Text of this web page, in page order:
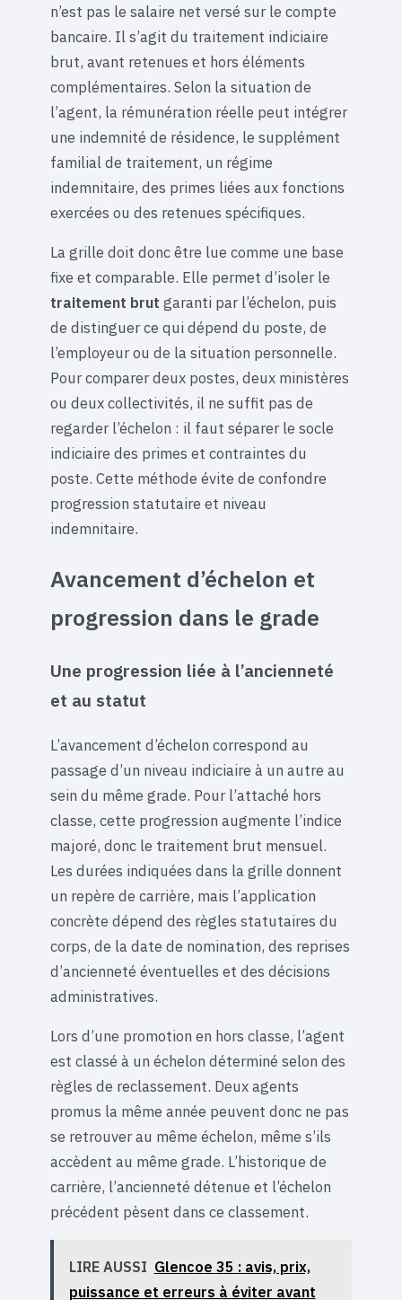
n’est pas le salaire net versé sur le compte
bancaire. Il s’agit du traitement indiciaire
brut, avant retenues et hors éléments
complémentaires. Selon la situation de
l’agent, la rémunération réelle peut intégrer
une indemnité de résidence, le supplément
familial de traitement, un régime
indemnitaire, des primes liées aux fonctions
exercées ou des retenues spécifiques.
La grille doit donc être lue comme une base
fixe et comparable. Elle permet d’isoler le
traitement brut garanti par l’échelon, puis
de distinguer ce qui dépend du poste, de
l’employeur ou de la situation personnelle.
Pour comparer deux postes, deux ministères
ou deux collectivités, il ne suffit pas de
regarder l’échelon : il faut séparer le socle
indiciaire des primes et contraintes du
poste. Cette méthode évite de confondre
progression statutaire et niveau
indemnitaire.
Avancement d’échelon et
progression dans le grade
Une progression liée à l’ancienneté
et au statut
L’avancement d’échelon correspond au
passage d’un niveau indiciaire à un autre au
sein du même grade. Pour l’attaché hors
classe, cette progression augmente l’indice
majoré, donc le traitement brut mensuel.
Les durées indiquées dans la grille donnent
un repère de carrière, mais l’application
concrète dépend des règles statutaires du
corps, de la date de nomination, des reprises
d’ancienneté éventuelles et des décisions
administratives.
Lors d’une promotion en hors classe, l’agent
est classé à un échelon déterminé selon des
règles de reclassement. Deux agents
promus la même année peuvent donc ne pas
se retrouver au même échelon, même s’ils
accèdent au même grade. L’historique de
carrière, l’ancienneté détenue et l’échelon
précédent pèsent dans ce classement.
LIRE AUSSI Glencoe 35 : avis, prix,
puissance et erreurs à éviter avant